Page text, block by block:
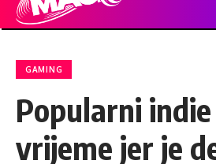
GAMING
Popularni
vrijeme jer je